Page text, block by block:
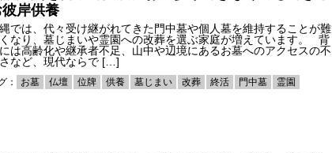
岸供養
では、代々受け継がれてきた門中墓や個人墓を維持することが難
なり、墓じまいや霊園への改葬を選ぶ家庭が増えています。 背
は高齢化や継承者不足、山中や辺境にあるお墓へのアクセスの不
など、現代ならで […]
： お墓 仏壇 位牌 供養 墓じまい 改葬 終活 門中墓 霊園